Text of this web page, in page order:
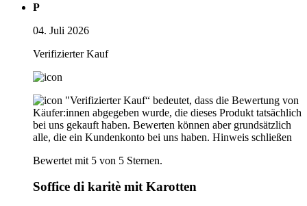
P
04. Juli 2026
Verifizierter Kauf
"Verifizierter Kauf“ bedeutet, dass die Bewertung von
Käufer:innen abgegeben wurde, die dieses Produkt tatsächlich
bei uns gekauft haben. Bewerten können aber grundsätzlich
alle, die ein Kundenkonto bei uns haben. Hinweis schließen
Bewertet mit 5 von 5 Sternen.
Soffice di karitè mit Karotten